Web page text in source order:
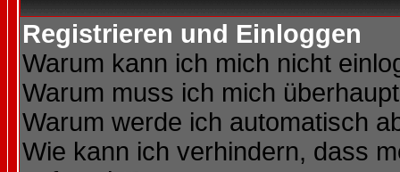
Registrieren und Einloggen
Warum kann ich mich nicht
Warum muss ich mich
Warum werde ich automatisch
Wie kann ich verhindern, dass